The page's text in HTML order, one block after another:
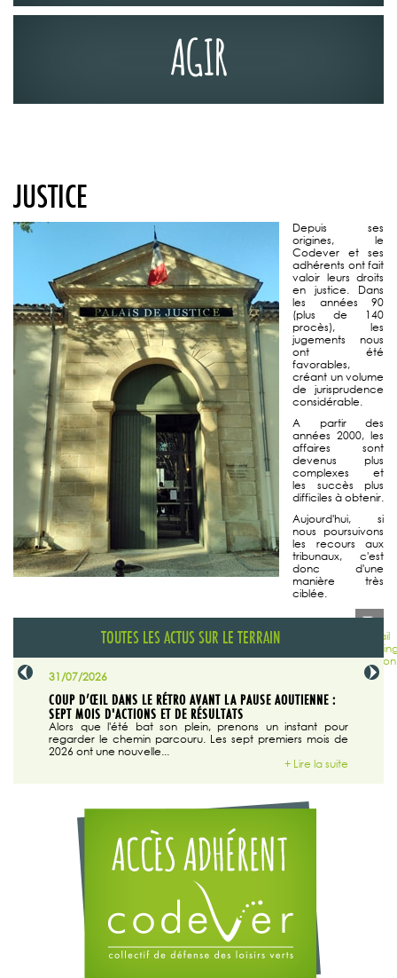
AGIR
JUSTICE
Depuis ses
origines, le
Codever et ses
adhérents ont fait
valoir leurs droits
en justice. Dans
les années 90
(plus de 140
procès), les
jugements nous
ont été
favorables,
créant un volume
de jurisprudence
considérable.
A partir des
années 2000, les
affaires sont
devenus plus
complexes et
les succès plus
difficiles à obtenir.
Aujourd'hui, si
nous poursuivons
les recours aux
tribunaux, c'est
donc d'une
manière très
ciblée.
TOUTES LES ACTUS SUR LE TERRAIN
31/07/2026
COUP D’ŒIL DANS LE RÉTRO AVANT LA PAUSE AOUTIENNE :
SEPT MOIS D'ACTIONS ET DE RÉSULTATS
Alors que l'été bat son plein, prenons un instant pour
regarder le chemin parcouru. Les sept premiers mois de
2026 ont une nouvelle...
+ Lire la suite
29/07/